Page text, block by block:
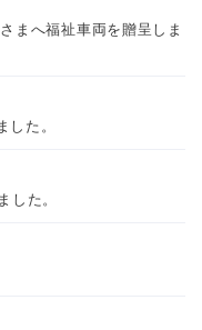
まへ福祉車両を贈呈しま
た。
した。